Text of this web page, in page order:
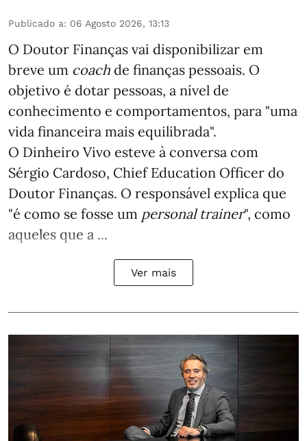
Publicado a: 06 Agosto 2026, 13:13
O Doutor Finanças vai disponibilizar em
breve um coach de finanças pessoais. O
objetivo é dotar pessoas, a nível de
conhecimento e comportamentos, para "uma
vida financeira mais equilibrada".
O Dinheiro Vivo esteve à conversa com
Sérgio Cardoso, Chief Education Officer do
Doutor Finanças. O responsável explica que
"é como se fosse um personal trainer", como
aqueles que a ...
Ver mais